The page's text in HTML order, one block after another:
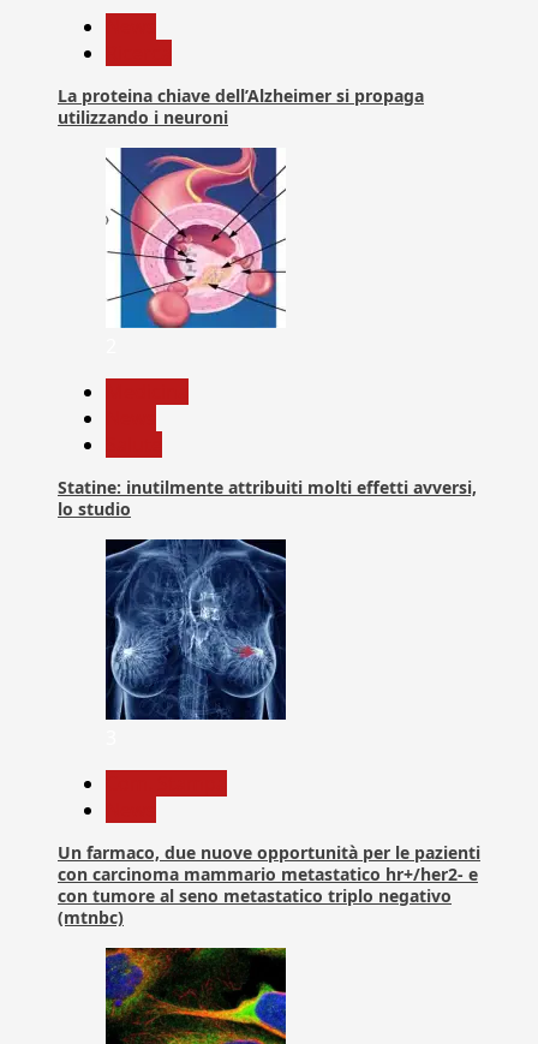
La proteina chiave dell’Alzheimer si propaga
utilizzando i neuroni
Statine: inutilmente attribuiti molti effetti avversi,
lo studio
Un farmaco, due nuove opportunità per le pazienti
con carcinoma mammario metastatico hr+/her2- e
con tumore al seno metastatico triplo negativo
(mtnbc)